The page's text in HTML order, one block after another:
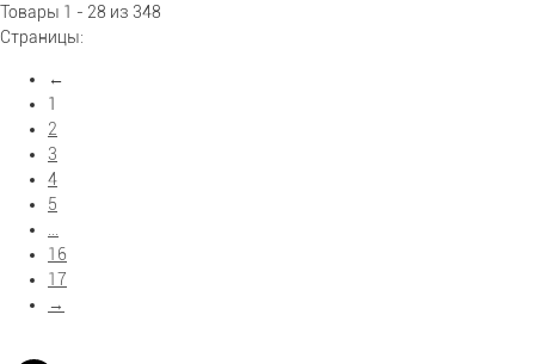
Товары 1 - 28 из 348
Страницы:
←
1
2
3
4
5
16
17
→